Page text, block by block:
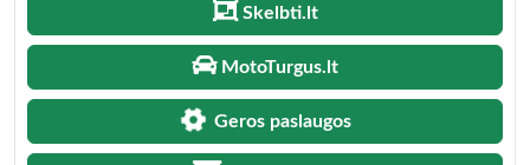
Skelbti.lt
MotoTurgus.lt
Geros paslaugos